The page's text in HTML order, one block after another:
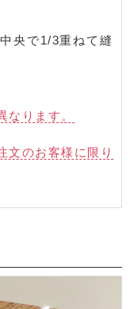
央で1/3重ねて縫
ります。
文のお客様に限り